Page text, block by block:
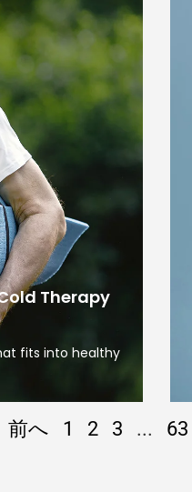
Therapy
fits into healthy
前へ 1 2 3 ... 63